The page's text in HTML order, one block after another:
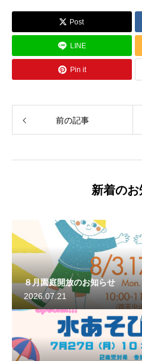
Post
LINE
Pin it
前の記事
新着の
８月園庭開放のお知らせ
2026.07.21